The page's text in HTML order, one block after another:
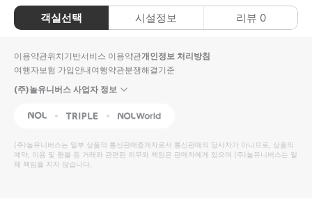
객실선택 시설정보 리뷰 0
이용약관위치기반서비스 이용약관개인정보 처리방침
여행자보험 가입안내여행약관분쟁해결기준
(주)놀유니버스 사업자 정보
NOL Triple Interpark Global
(주)놀유니버스는 일부 상품의 통신판매중개자로서 통신판매의 당사자가 아니므로, 상품의
예약, 이용 및 환불 등 거래와 관련된 의무와 책임은 판매자에게 있으며 (주)놀유니버스는 일
체 책임을 지지 않습니다.